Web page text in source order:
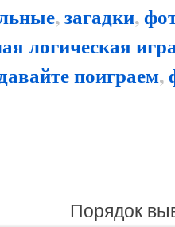
,загадки,
логическая
поиграем,
Порядок